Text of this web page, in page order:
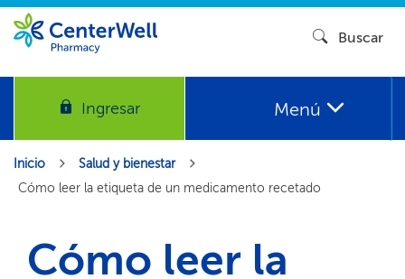
Buscar​​
Ingresar​​ Menú​​
Inicio​​
Salud y bienestar​​
Cómo leer la etiqueta de un medicamento recetado​​
Cómo leer la